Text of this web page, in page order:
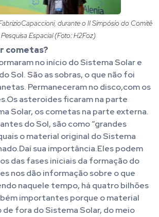
durante o II Simpósio do Comitê
Espacial (Foto: H2Foz)
cometas?
no início do Sistema Solar e
Sol. São as sobras, o que não foi
Permaneceram no disco,com os
asteroides ficaram na parte
Solar, os cometas na parte externa.
do Sol, são como “grandes
o material original do Sistema
sua importância.Eles podem
das fases iniciais da formação do
nos dão informação sobre o que
naquele tempo, há quatro bilhões
importantes porque o material
fora do Sistema Solar, do meio